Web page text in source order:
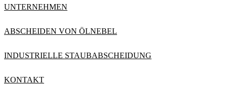
UNTERNEHMEN
ABSCHEIDEN VON ÖLNEBEL
INDUSTRIELLE STAUBABSCHEIDUNG
KONTAKT